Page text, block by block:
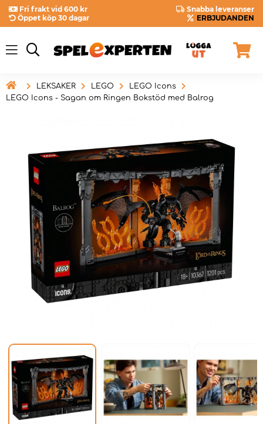
Fri frakt vid 600 kr
Snabba leveranser
Öppet köp 30 dagar
ERBJUDANDEN
 LEKSAKER LEGO
LEGO Icons
LEGO Icons - Sagan om Ringen Bokstöd med Balrog